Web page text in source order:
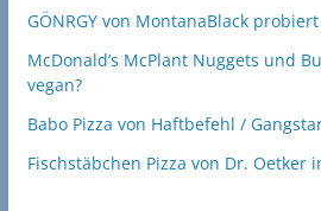
GÖNRGY von MontanaBlack probiert
McDonald’s McPlant Nuggets und
vegan?
Babo Pizza von Haftbefehl /
Fischstäbchen Pizza von Dr. Oetker